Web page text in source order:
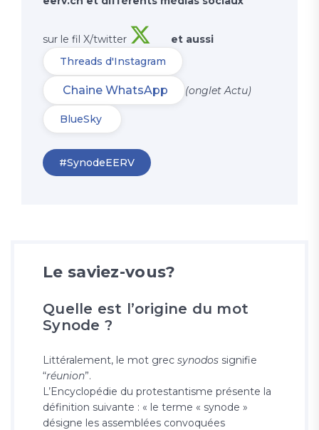
sur le fil X/twitter
et aussi
Threads d'Instagram
Chaine WhatsApp (onglet Actu)
BlueSky
#SynodeEERV
Le saviez-vous?
Quelle est l’origine du mot
Synode ?
Littéralement, le mot grec synodos signifie
“réunion”.
L’Encyclopédie du protestantisme présente la
définition suivante : « le terme « synode »
désigne les assemblées convoquées